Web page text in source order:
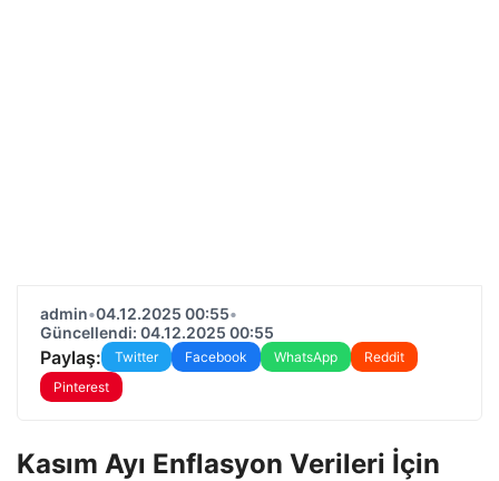
admin•04.12.2025 00:55•
Güncellendi: 04.12.2025 00:55
Paylaş: Twitter Facebook WhatsApp
Reddit
Pinterest
Kasım Ayı Enflasyon Verileri İçin